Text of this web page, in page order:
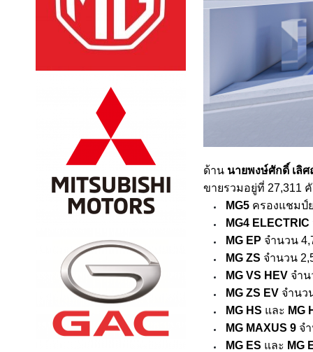
ด้าน นายพงษ์ศักดิ์ เลิ
ขายรวมอยู่ที่ 27,311
MG5 ครองแชมป์
MG4 ELECTRIC
MG EP จำนวน
MG ZS จำนวน
MG VS HEV จำ
MG ZS EV จำน
MG HS และ MG
MG MAXUS 9 จ
MG ES และ MG